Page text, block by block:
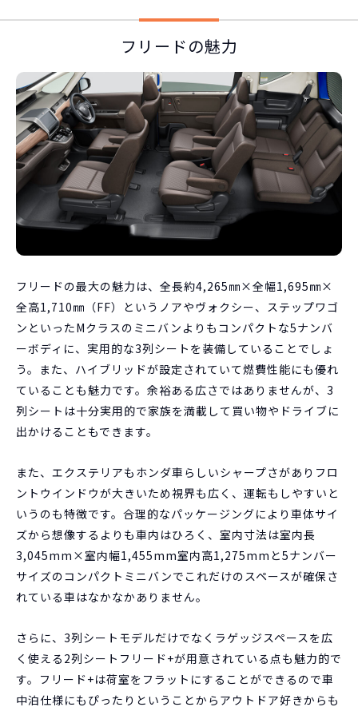
フリードの魅力
フリードの最大の魅力は、全長約4,265㎜×全幅1,695㎜×
全高1,710㎜（FF）というノアやヴォクシー、ステップワゴ
ンといったMクラスのミニバンよりもコンパクトな5ナンバ
ーボディに、実用的な3列シートを装備していることでしょ
う。また、ハイブリッドが設定されていて燃費性能にも優れ
ていることも魅力です。余裕ある広さではありませんが、3
列シートは十分実用的で家族を満載して買い物やドライブに
出かけることもできます。
また、エクステリアもホンダ車らしいシャープさがありフロ
ントウインドウが大きいため視界も広く、運転もしやすいと
いうのも特徴です。合理的なパッケージングにより車体サイ
ズから想像するよりも車内はひろく、室内寸法は室内長
3,045mm×室内幅1,455mm室内高1,275mmと5ナンバー
サイズのコンパクトミニバンでこれだけのスペースが確保さ
れている車はなかなかありません。
さらに、3列シートモデルだけでなくラゲッジスペースを広
く使える2列シートフリード+が用意されている点も魅力的で
す。フリード+は荷室をフラットにすることができるので車
中泊仕様にもぴったりということからアウトドア好きからも